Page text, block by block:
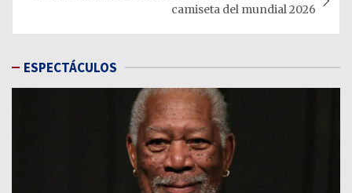
camiseta del mundial 2026
ESPECTÁCULOS